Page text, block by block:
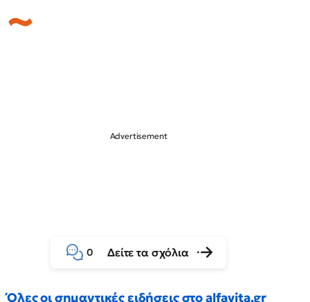
0 Δείτε τα σχόλια
Όλες οι σημαντικές ειδήσεις στο alfavita.gr